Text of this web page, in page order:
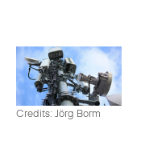
Credits: Jörg Borm